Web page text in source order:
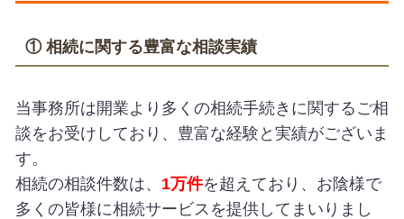
① 相続に関する豊富な相談実績
当事務所は開業より多くの相続手続きに関するご相
談をお受けしており、豊富な経験と実績がございま
す。
相続の相談件数は、 1万件を超えており、お陰様で
多くの皆様に相続サービスを提供してまいりまし